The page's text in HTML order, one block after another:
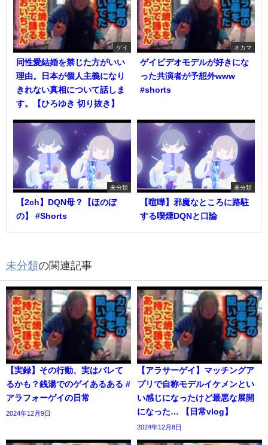
ゲイ
同性愛結婚を禁じた方がいい
理由。日本が個人主義になり
きれない真相について話しま
す。【ひろゆき 切り抜き】
オカマ
ゲイビデオモデルが好きにな
った共演者が予想外www
#shorts
未分類
【2ch】DQN母？【ほのぼ
の】 #Shorts
未分類
【喧嘩】邪魔なところに路駐
する喫煙DQNと口論
未分類の関連記事
【実録】その行動、実はバレて
るかも？銭湯でのゲイあるある #
アラフォーゲイの日常
2024年12月9日
【アラサーゲイ】マッチングア
プリで自称モデルイケメンとい
い感じになったけど最悪な展開
になった… 【日常vlog】
2024年12月8日